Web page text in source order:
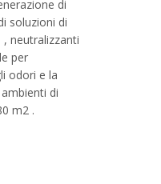
di
soluzioni di
neutralizzanti
per
odori e la
di
m2 .